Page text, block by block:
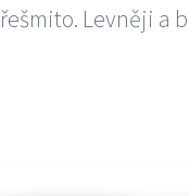
Levněji a